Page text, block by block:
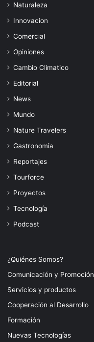
Naturaleza
Innovacion
Comercial
Opiniones
Cambio Climatico
Editorial
News
Mundo
Nature Travelers
Gastronomia
Reportajes
Tourforce
Proyectos
Tecnología
Podcast
¿Quiénes Somos?
Comunicación y Promoción
Servicios y productos
Cooperación al Desarrollo
Formación
Nuevas Tecnologías